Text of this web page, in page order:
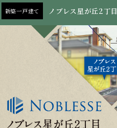
新築一戸建て ノブレス星が丘2丁目